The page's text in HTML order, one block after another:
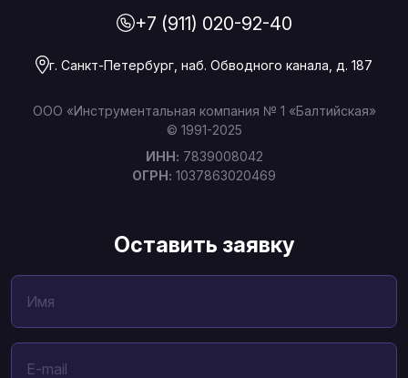
+7 (911) 020-92-40
г. Санкт-Петербург, наб. Обводного канала, д. 187
ООО «Инструментальная компания № 1 «Балтийская»
© 1991-2025
ИНН: 7839008042
ОГРН: 1037863020469
Оставить заявку